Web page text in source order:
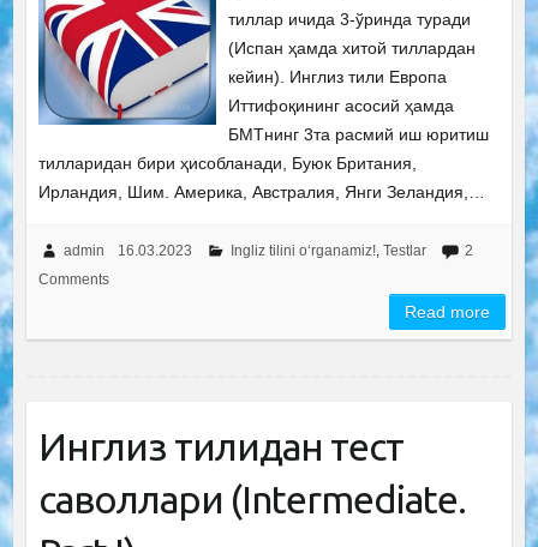
тиллар ичида 3-ўринда туради
(Испан ҳамда хитой тиллардан
кейин). Инглиз тили Европа
Иттифоқининг асосий ҳамда
БМТнинг 3та расмий иш юритиш
тилларидан бири ҳисобланади, Буюк Британия,
Ирландия, Шим. Америка, Австралия, Янги Зеландия,…
admin 16.03.2023 Ingliz tilini o‘rganamiz!, Testlar
2
Comments
Read more
Инглиз тилидан тест
саволлари (Intermediate.